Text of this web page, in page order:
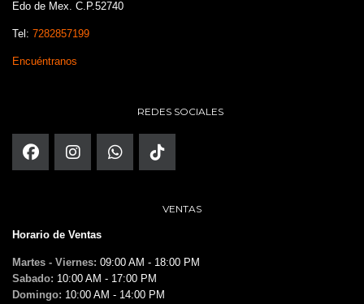
Edo de Mex. C.P.52740
Tel: 7282857199
Encuéntranos
REDES SOCIALES
VENTAS
Horario de Ventas
Martes - Viernes: 09:00 AM - 18:00 PM
Sabado: 10:00 AM - 17:00 PM
Domingo: 10:00 AM - 14:00 PM